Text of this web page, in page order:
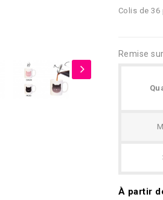
Colis de 36
Remise
À partir